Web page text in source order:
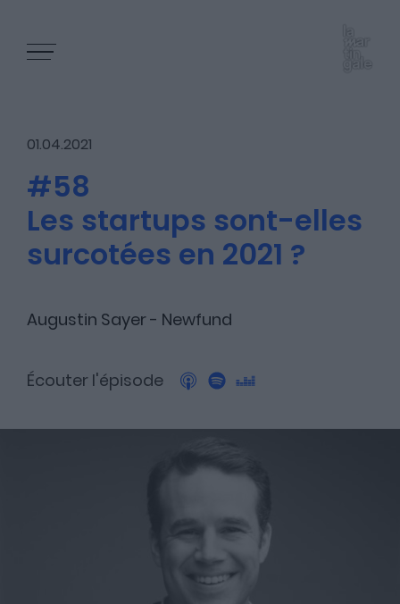
Les épisodes
Nous contacter
01.04.2021
#58
Les startups sont-elles
surcotées en 2021 ?
Augustin Sayer - Newfund
Écouter l'épisode